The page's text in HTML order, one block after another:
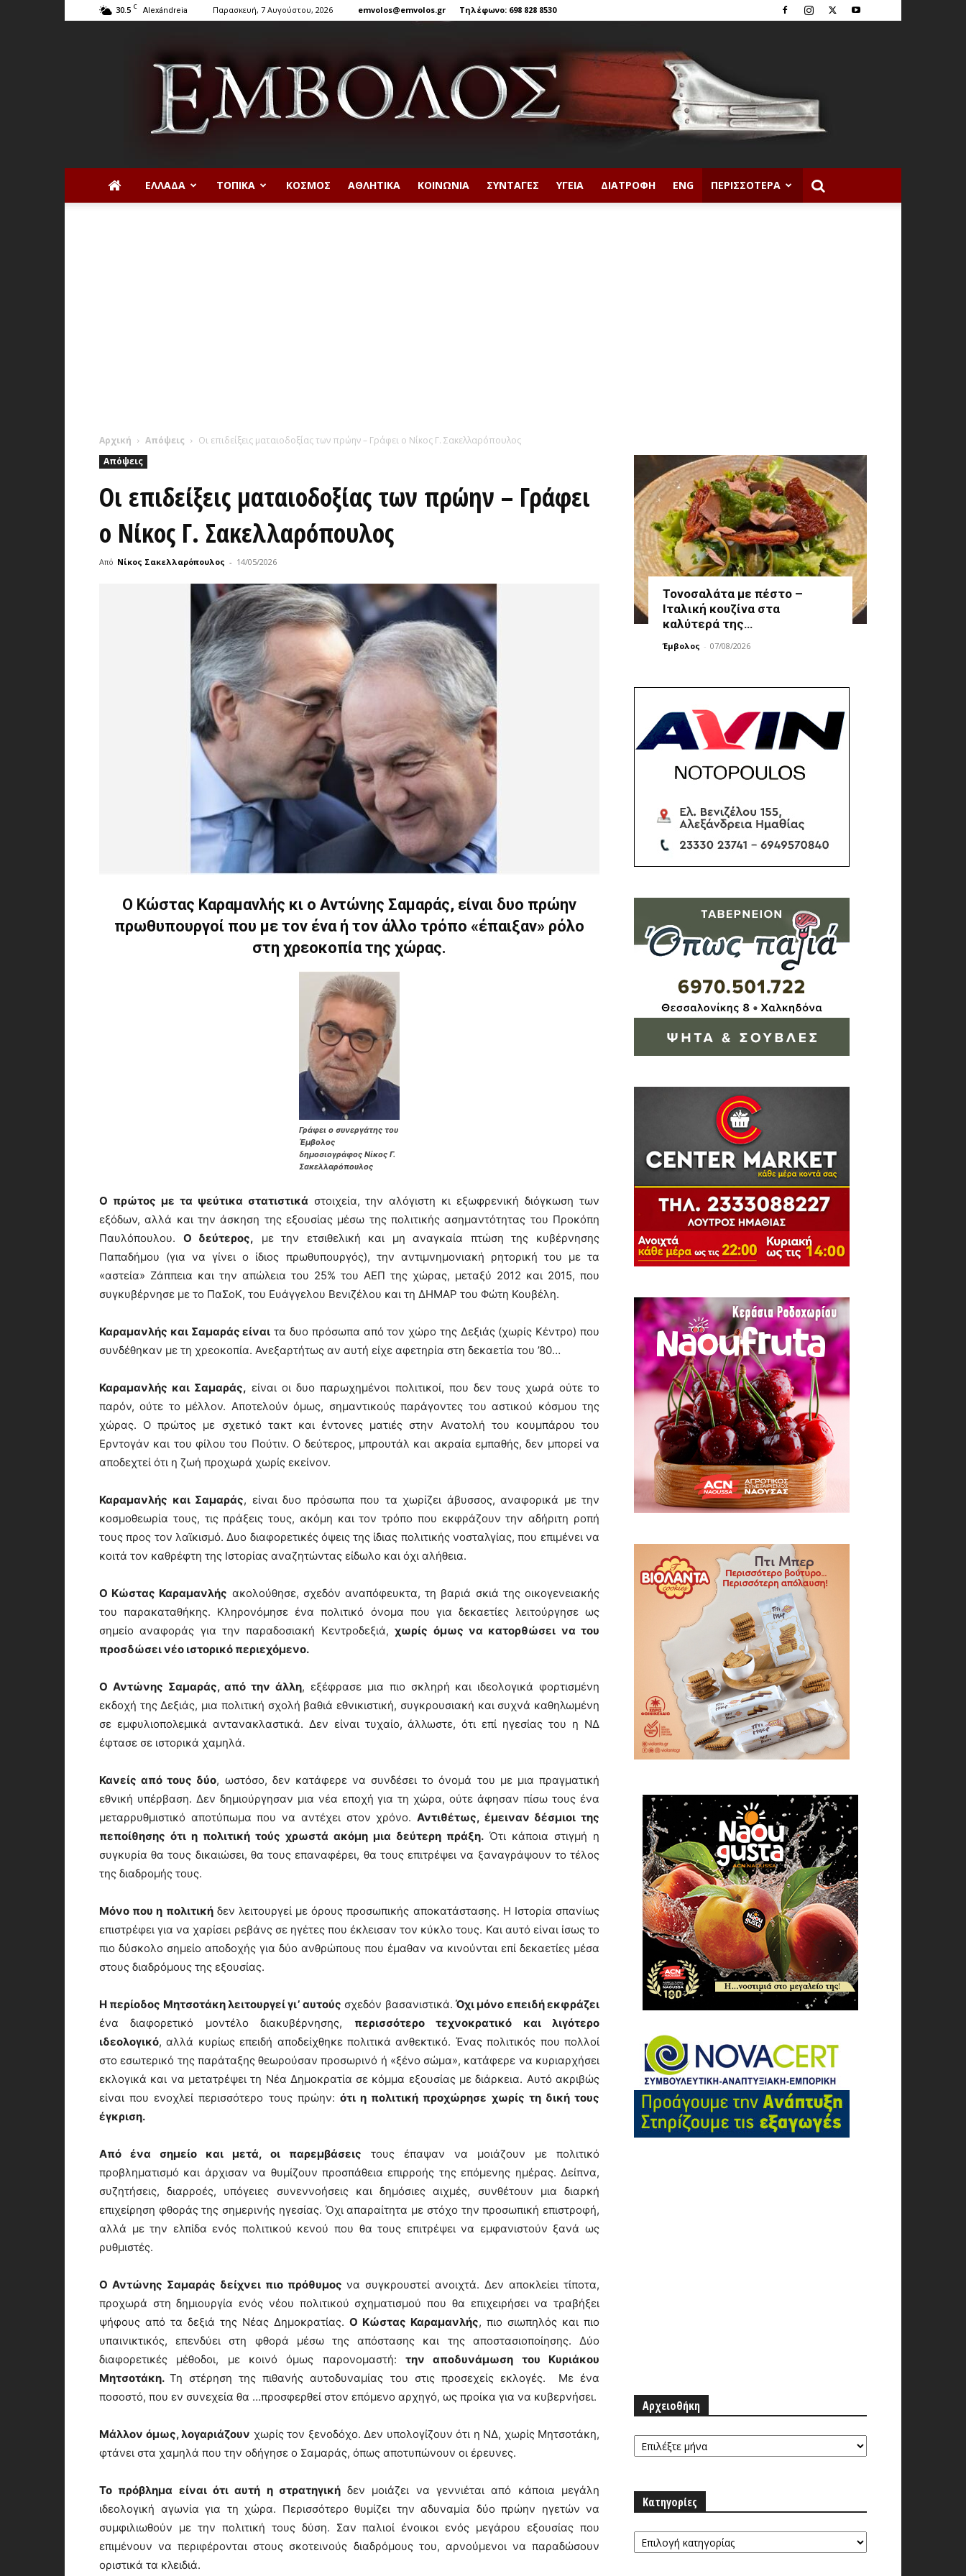
30.5 C Alexándreia Παρασκευή, 7 Αυγούστου, 2026 emvolos@emvolos.gr Τηλέφωνο: 698 828 8530
ΕΛΛΆΔΑ ΤΟΠΙΚΆ ΚΌΣΜΟΣ ΑΘΛΗΤΙΚΆ ΚΟΙΝΩΝΊΑ ΣΥΝΤΑΓΈΣ ΥΓΕΊΑ ΔΙΑΤΡΟΦΉ ENG ΠΕΡΙΣΣΌΤΕΡΑ
Αρχική Απόψεις
Οι επιδείξεις ματαιοδοξίας των πρώην – Γράφει ο Νίκος Γ. Σακελλαρόπουλος
Απόψεις
Οι επιδείξεις ματαιοδοξίας των πρώην – Γράφει
ο Νίκος Γ. Σακελλαρόπουλος
Από Νίκος Σακελλαρόπουλος - 14/05/2026
Ο Κώστας Καραμανλής κι ο Αντώνης Σαμαράς, είναι δυο πρώην
πρωθυπουργοί που με τον ένα ή τον άλλο τρόπο «έπαιξαν» ρόλο
στη χρεοκοπία της χώρας.
Γράφει ο συνεργάτης του
Έμβολος
δημοσιογράφος Νίκος Γ.
Σακελλαρόπουλος
Ο πρώτος με τα ψεύτικα στατιστικά στοιχεία, την αλόγιστη κι εξωφρενική διόγκωση των
εξόδων, αλλά και την άσκηση της εξουσίας μέσω της πολιτικής ασημαντότητας του Προκόπη
Παυλόπουλου. Ο δεύτερος, με την ετσιθελική και μη αναγκαία πτώση της κυβέρνησης
Παπαδήμου (για να γίνει ο ίδιος πρωθυπουργός), την αντιμνημονιακή ρητορική του με τα
«αστεία» Ζάππεια και την απώλεια του 25% του ΑΕΠ της χώρας, μεταξύ 2012 και 2015, που
συγκυβέρνησε με το ΠαΣοΚ, του Ευάγγελου Βενιζέλου και τη ΔΗΜΑΡ του Φώτη Κουβέλη.
Καραμανλής και Σαμαράς είναι τα δυο πρόσωπα από τον χώρο της Δεξιάς (χωρίς Κέντρο) που
συνδέθηκαν με τη χρεοκοπία. Ανεξαρτήτως αν αυτή είχε αφετηρία στη δεκαετία του ’80…
Καραμανλής και Σαμαράς, είναι οι δυο παρωχημένοι πολιτικοί, που δεν τους χωρά ούτε το
παρόν, ούτε το μέλλον. Αποτελούν όμως, σημαντικούς παράγοντες του αστικού κόσμου της
χώρας. Ο πρώτος με σχετικό τακτ και έντονες ματιές στην Ανατολή του κουμπάρου του
Ερντογάν και του φίλου του Πούτιν. Ο δεύτερος, μπρουτάλ και ακραία εμπαθής, δεν μπορεί να
αποδεχτεί ότι η ζωή προχωρά χωρίς εκείνον.
Καραμανλής και Σαμαράς, είναι δυο πρόσωπα που τα χωρίζει άβυσσος, αναφορικά με την
κοσμοθεωρία τους, τις πράξεις τους, ακόμη και τον τρόπο που εκφράζουν την αδήριτη ροπή
τους προς τον λαϊκισμό. Δυο διαφορετικές όψεις της ίδιας πολιτικής νοσταλγίας, που επιμένει να
κοιτά τον καθρέφτη της Ιστορίας αναζητώντας είδωλο και όχι αλήθεια.
Ο Κώστας Καραμανλής ακολούθησε, σχεδόν αναπόφευκτα, τη βαριά σκιά της οικογενειακής
του παρακαταθήκης. Κληρονόμησε ένα πολιτικό όνομα που για δεκαετίες λειτούργησε ως
σημείο αναφοράς για την παραδοσιακή Κεντροδεξιά,χωρίς όμως να κατορθώσει να του
προσδώσει νέο ιστορικό περιεχόμενο.
Ο Αντώνης Σαμαράς, από την άλλη, εξέφρασε μια πιο σκληρή και ιδεολογικά φορτισμένη
εκδοχή της Δεξιάς, μια πολιτική σχολή βαθιά εθνικιστική, συγκρουσιακή και συχνά καθηλωμένη
σε εμφυλιοπολεμικά αντανακλαστικά. Δεν είναι τυχαίο, άλλωστε, ότι επί ηγεσίας του η ΝΔ
έφτασε σε ιστορικά χαμηλά.
Κανείς από τους δύο, ωστόσο, δεν κατάφερε να συνδέσει το όνομά του με μια πραγματική
εθνική υπέρβαση. Δεν δημιούργησαν μια νέα εποχή για τη χώρα, ούτε άφησαν πίσω τους ένα
μεταρρυθμιστικό αποτύπωμα που να αντέχει στον χρόνο. Αντιθέτως, έμειναν δέσμιοι της
πεποίθησης ότι η πολιτική τούς χρωστά ακόμη μια δεύτερη πράξη. Ότι κάποια στιγμή η
συγκυρία θα τους δικαιώσει, θα τους επαναφέρει, θα τους επιτρέψει να ξαναγράψουν το τέλος
της διαδρομής τους.
Μόνο που η πολιτικήδεν λειτουργεί με όρους προσωπικής αποκατάστασης. Η Ιστορία σπανίως
επιστρέφει για να χαρίσει ρεβάνς σε ηγέτες που έκλεισαν τον κύκλο τους. Και αυτό είναι ίσως το
πιο δύσκολο σημείο αποδοχής για δύο ανθρώπους που έμαθαν να κινούνται επί δεκαετίες μέσα
στους διαδρόμους της εξουσίας.
Η περίοδος Μητσοτάκη λειτουργεί γι’ αυτούς σχεδόν βασανιστικά. Όχι μόνο επειδή εκφράζει
ένα διαφορετικό μοντέλο διακυβέρνησης, περισσότερο τεχνοκρατικό και λιγότερο
ιδεολογικό, αλλά κυρίως επειδή αποδείχθηκε πολιτικά ανθεκτικό. Ένας πολιτικός που πολλοί
στο εσωτερικό της παράταξης θεωρούσαν προσωρινό ή «ξένο σώμα», κατάφερε να κυριαρχήσει
εκλογικά και να μετατρέψει τη Νέα Δημοκρατία σε κόμμα εξουσίας με διάρκεια. Αυτό ακριβώς
είναι που ενοχλεί περισσότερο τους πρώην: ότι η πολιτική προχώρησε χωρίς τη δική τους
έγκριση.
Από ένα σημείο και μετά, οι παρεμβάσεις τους έπαψαν να μοιάζουν με πολιτικό
προβληματισμό και άρχισαν να θυμίζουν προσπάθεια επιρροής της επόμενης ημέρας. Δείπνα,
συζητήσεις, διαρροές, υπόγειες συνεννοήσεις και δημόσιες αιχμές, συνθέτουν μια διαρκή
επιχείρηση φθοράς της σημερινής ηγεσίας. Όχι απαραίτητα με στόχο την προσωπική επιστροφή,
αλλά με την ελπίδα ενός πολιτικού κενού που θα τους επιτρέψει να εμφανιστούν ξανά ως
ρυθμιστές.
Ο Αντώνης Σαμαράς δείχνει πιο πρόθυμος να συγκρουστεί ανοιχτά. Δεν αποκλείει τίποτα,
προχωρά στη δημιουργία ενός νέου πολιτικού σχηματισμού που θα επιχειρήσει να τραβήξει
ψήφους από τα δεξιά της Νέας Δημοκρατίας. Ο Κώστας Καραμανλής, πιο σιωπηλός και πιο
υπαινικτικός, επενδύει στη φθορά μέσω της απόστασης και της αποστασιοποίησης. Δύο
διαφορετικές μέθοδοι, με κοινό όμως παρονομαστή: την αποδυνάμωση του Κυριάκου
Μητσοτάκη.Τη στέρηση της πιθανής αυτοδυναμίας του στις προσεχείς εκλογές. Με ένα
ποσοστό, που εν συνεχεία θα …προσφερθεί στον επόμενο αρχηγό, ως προίκα για να κυβερνήσει.
Μάλλον όμως, λογαριάζουν χωρίς τον ξενοδόχο. Δεν υπολογίζουν ότι η ΝΔ, χωρίς Μητσοτάκη,
φτάνει στα χαμηλά που την οδήγησε ο Σαμαράς, όπως αποτυπώνουν οι έρευνες.
Το πρόβλημα είναι ότι αυτή η στρατηγικήδεν μοιάζει να γεννιέται από κάποια μεγάλη
ιδεολογική αγωνία για τη χώρα. Περισσότερο θυμίζει την αδυναμία δύο πρώην ηγετών να
συμφιλιωθούν με την πολιτική τους δύση. Σαν παλιοί ένοικοι ενός μεγάρου εξουσίας που
επιμένουν να περιφέρονται στους σκοτεινούς διαδρόμους του, αρνούμενοι να παραδώσουν
οριστικά τα κλειδιά.
Τονοσαλάτα με πέστο –
Ιταλική κουζίνα στα
καλύτερά της…
Έμβολος - 07/08/2026
Αρχειοθήκη
Αρχειοθήκη
Κατηγορίες
Κατηγορίες